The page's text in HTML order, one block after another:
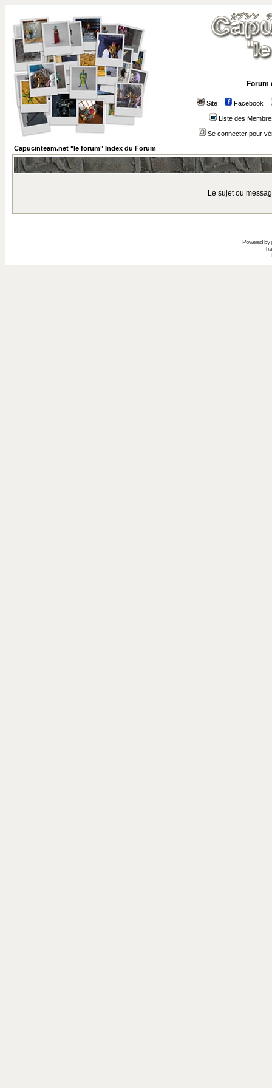
Forum
Site Facebook
Liste des
Se connecter pour
Capucinteam.net "le forum" Index du Forum
Le sujet ou
Powered by